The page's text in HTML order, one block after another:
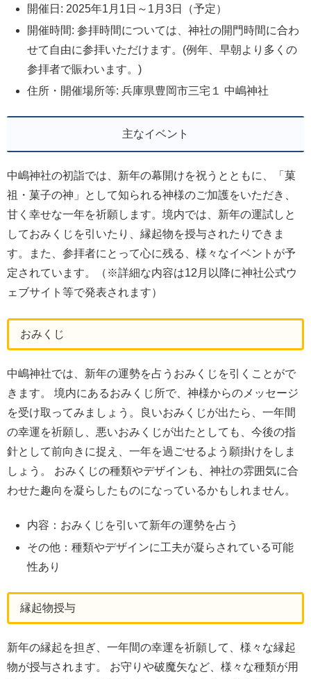
開催日: 2025年1月1日～1月3日（予定）
開催時間: 参拝時間については、神社の開門時間に合わ
せて自由に参拝いただけます。(例年、早朝より多くの
参拝者で賑わいます。)
住所・開催場所等: 兵庫県豊岡市三宅１ 中嶋神社
主なイベント
中嶋神社の初詣では、新年の幕開けを祝うとともに、「菓
祖・菓子の神」として知られる神様のご加護をいただき、
甘く幸せな一年を祈願します。境内では、新年の運試しと
しておみくじを引いたり、縁起物を授与されたりできま
す。また、参拝者にとって心に残る、様々なイベントが予
定されています。（※詳細な内容は12月以降に神社公式ウ
ェブサイト等で発表されます）
おみくじ
中嶋神社では、新年の運勢を占うおみくじを引くことがで
きます。 境内にあるおみくじ所で、神様からのメッセージ
を受け取ってみましょう。良いおみくじが出たら、一年間
の幸運を祈願し、悪いおみくじが出たとしても、今後の指
針として前向きに捉え、一年を過ごせるよう願掛けをしま
しょう。 おみくじの種類やデザインも、神社の雰囲気に合
わせた趣向を凝らしたものになっているかもしれません。
内容：おみくじを引いて新年の運勢を占う
その他：種類やデザインに工夫が凝らされている可能
性あり
縁起物授与
新年の縁起を担ぎ、一年間の幸運を祈願して、様々な縁起
物が授与されます。 お守りや破魔矢など、様々な種類が用